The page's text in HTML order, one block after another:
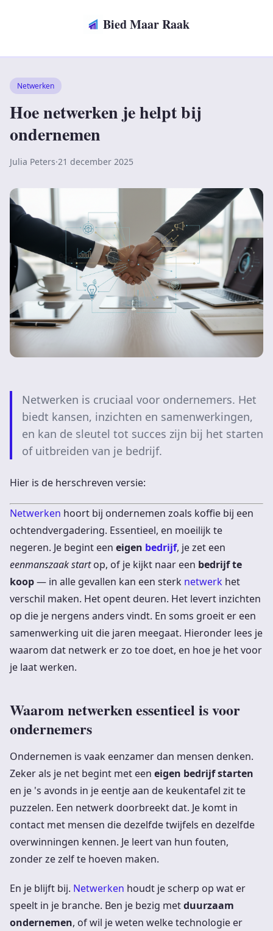
Bied Maar Raak
Netwerken
Hoe netwerken je helpt bij
ondernemen
Julia Peters·21 december 2025
Netwerken is cruciaal voor ondernemers. Het
biedt kansen, inzichten en samenwerkingen,
en kan de sleutel tot succes zijn bij het starten
of uitbreiden van je bedrijf.
Hier is de herschreven versie:
Netwerken hoort bij ondernemen zoals koffie bij een
ochtendvergadering. Essentieel, en moeilijk te
negeren. Je begint een eigen bedrijf, je zet een
eenmanszaak startop, of je kijkt naar een bedrijf te
koop— in alle gevallen kan een sterk netwerk het
verschil maken. Het opent deuren. Het levert inzichten
op die je nergens anders vindt. En soms groeit er een
samenwerking uit die jaren meegaat. Hieronder lees je
waarom dat netwerk er zo toe doet, en hoe je het voor
je laat werken.
Waarom netwerken essentieel is voor
ondernemers
Ondernemen is vaak eenzamer dan mensen denken.
Zeker als je net begint met een eigen bedrijf starten
en je 's avonds in je eentje aan de keukentafel zit te
puzzelen. Een netwerk doorbreekt dat. Je komt in
contact met mensen die dezelfde twijfels en dezelfde
overwinningen kennen. Je leert van hun fouten,
zonder ze zelf te hoeven maken.
En je blijft bij. Netwerken houdt je scherp op wat er
speelt in je branche. Ben je bezig metduurzaam
ondernemen, of wil je weten welke technologie er